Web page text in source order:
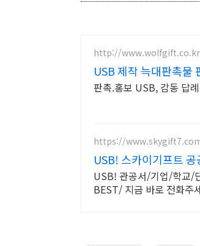
http://www.wolfgift.co.kr
USB 제작 늑대판촉물
판촉.홍보 USB, 감동 답
https://
USB! 스카이기프트
USB! 관공서/기업/학교/
BEST/ 지금 바로 전화주